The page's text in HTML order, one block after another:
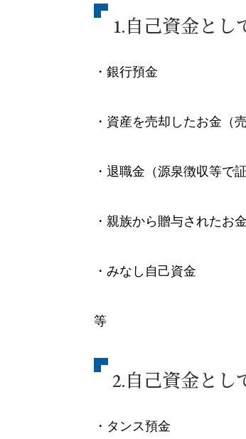
1.自己資金とし
・銀行預金
・資産を売却したお金（
・退職金（源泉徴収等で
・親族から贈与されたお
・みなし自己資金
等
2.自己資金とし
・タンス預金